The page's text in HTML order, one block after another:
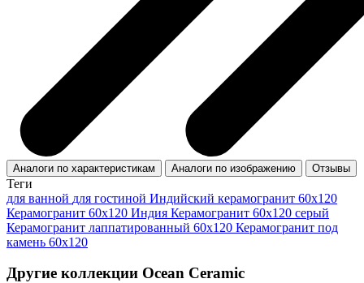
Аналоги по характеристикам Аналоги по изображению Отзывы
Теги
для ванной для гостиной Индийский керамогранит 60x120
Керамогранит 60x120 Индия Керамогранит 60х120 серый
Керамогранит лаппатированный 60x120 Керамогранит под
камень 60x120
Другие коллекции Ocean Ceramic